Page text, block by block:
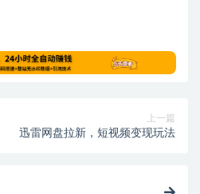
上一篇
迅雷网盘拉新，短视频变现玩法